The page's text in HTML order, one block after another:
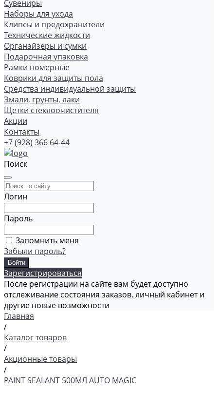
Сувениры
Наборы для ухода
Клипсы и предохранители
Технические жидкости
Органайзеры и сумки
Подарочная упаковка
Рамки номерные
Коврики для защиты пола
Средства индивидуальной защиты
Эмали, грунты, лаки
Щетки стеклоочистителя
Акции
Контакты
+7 (928) 366 64-44
Поиск
Логин
Пароль
Запомнить меня
Забыли пароль?
Зарегистрироваться
После регистрации на сайте вам будет доступно
отслеживание состояния заказов, личный кабинет и
другие новые возможности
Главная
/
Каталог товаров
/
Акционные товары
/
PAINT SEALANT 500МЛ AUTO MAGIC